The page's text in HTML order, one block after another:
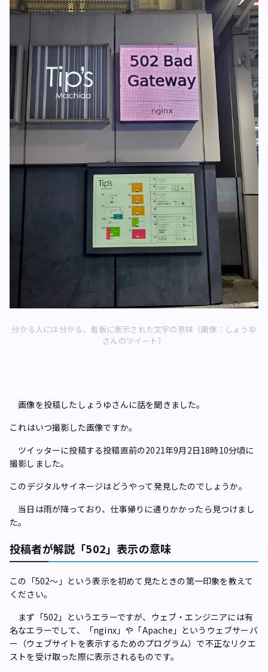
分かる人には分かる、看板に表示された文字の意味（画像：しょうゆ
さんのツイート）
画像を投稿したしょうゆさんに話を聞きました。
――これはいつ撮影した画像ですか。
ツイッターに投稿する投稿直前の2021年9月2日18時10分頃に
撮影しました。
――このデジタルサイネージはどうやって発見したのでしょうか。
当日は雨が降っており、仕事帰りに通りかかったら見つけまし
た。
投稿者が解説「502」表示の意味
――この「502～」という表示を初めて見たときの第一印象を教えて
ください。
まず「502」というエラーですが、ウェブ・エンジニアには有
名なエラーでして、「nginx」や「Apache」というウェブサーバ
ー（ウェブサイトを表示するためのプログラム）で不正なリクエ
ストを受け取った際に表示されるものです。